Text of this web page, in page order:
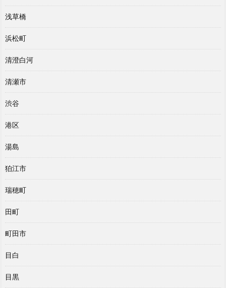
浅草橋
浜松町
清澄白河
清瀬市
渋谷
港区
湯島
狛江市
瑞穂町
田町
町田市
目白
目黒